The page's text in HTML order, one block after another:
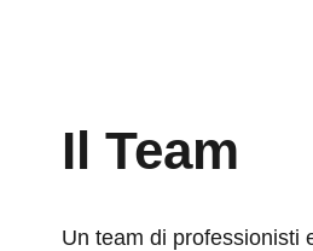
Il Team
Un team di professionisti